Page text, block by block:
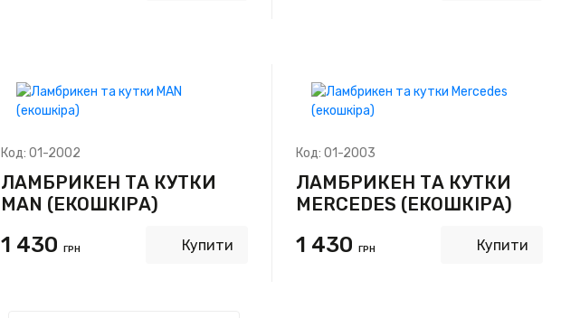
Код: 01-2002
ЛАМБРИКЕН ТА КУТКИ
MAN (ЕКОШКІРА)
1 430 ГРН Купити
Код: 01-2003
ЛАМБРИКЕН ТА КУТКИ
MERCEDES (ЕКОШКІРА)
1 430 ГРН Купити